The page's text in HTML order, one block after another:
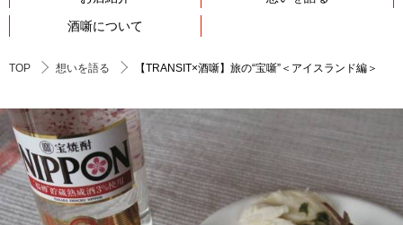
酒噺について
TOP 想いを語る 【TRANSIT×酒噺】旅の“宝噺”＜アイスランド編＞